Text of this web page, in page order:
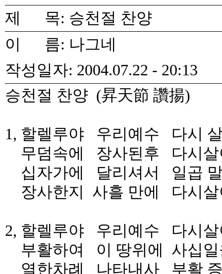
제 목: 승천절 찬양
이 름: 나그네
작성일자: 2004.07.22 - 20:13
승천절 찬양 (昇天節 讚揚)
1, 할렐루야 우리예수 다시
무덤속에 장사된후 다시살
십자가에 달리셔서 일곱 말
장사한지 사흘 만에 다시살
2, 할렐루야 우리예수 다시살
부활하여 이 땅위에 사십일
열한차례 나타내사 부활 증